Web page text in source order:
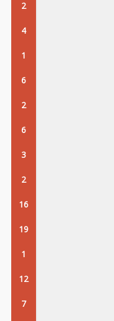
2
4
1
6
2
6
3
2
16
19
1
12
7